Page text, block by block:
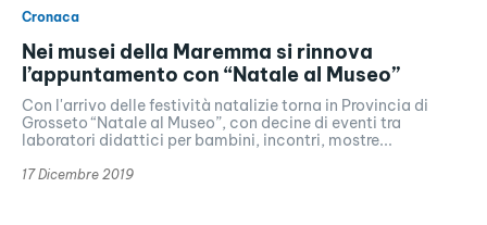
Cronaca
Nei musei della Maremma si rinnova
l’appuntamento con “Natale al Museo”
Con l'arrivo delle festività natalizie torna in Provincia di
Grosseto “Natale al Museo”, con decine di eventi tra
laboratori didattici per bambini, incontri, mostre...
17 Dicembre 2019